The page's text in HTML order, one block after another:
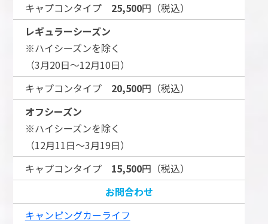
キャプコンタイプ 25,500円（税込）
レギュラーシーズン
※ハイシーズンを除く
（3月20日～12月10日）
キャプコンタイプ 20,500円（税込）
オフシーズン
※ハイシーズンを除く
（12月11日～3月19日）
キャプコンタイプ 15,500円（税込）
お問合わせ
キャンピングカーライフ